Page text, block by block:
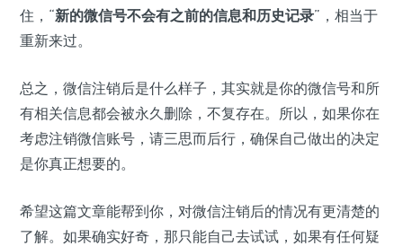
住，“新的微信号不会有之前的信息和历史记录”，相当于
重新来过。
总之，微信注销后是什么样子，其实就是你的微信号和所
有相关信息都会被永久删除，不复存在。所以，如果你在
考虑注销微信账号，请三思而后行，确保自己做出的决定
是你真正想要的。
希望这篇文章能帮到你，对微信注销后的情况有更清楚的
了解。如果确实好奇，那只能自己去试试，如果有任何疑